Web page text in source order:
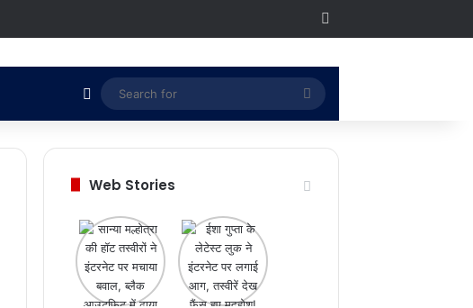
Switch skin
Search
for
Web Stories